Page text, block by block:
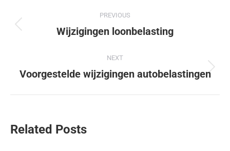
PREVIOUS
Wijzigingen loonbelasting
NEXT
Voorgestelde wijzigingen autobelastingen
Related Posts